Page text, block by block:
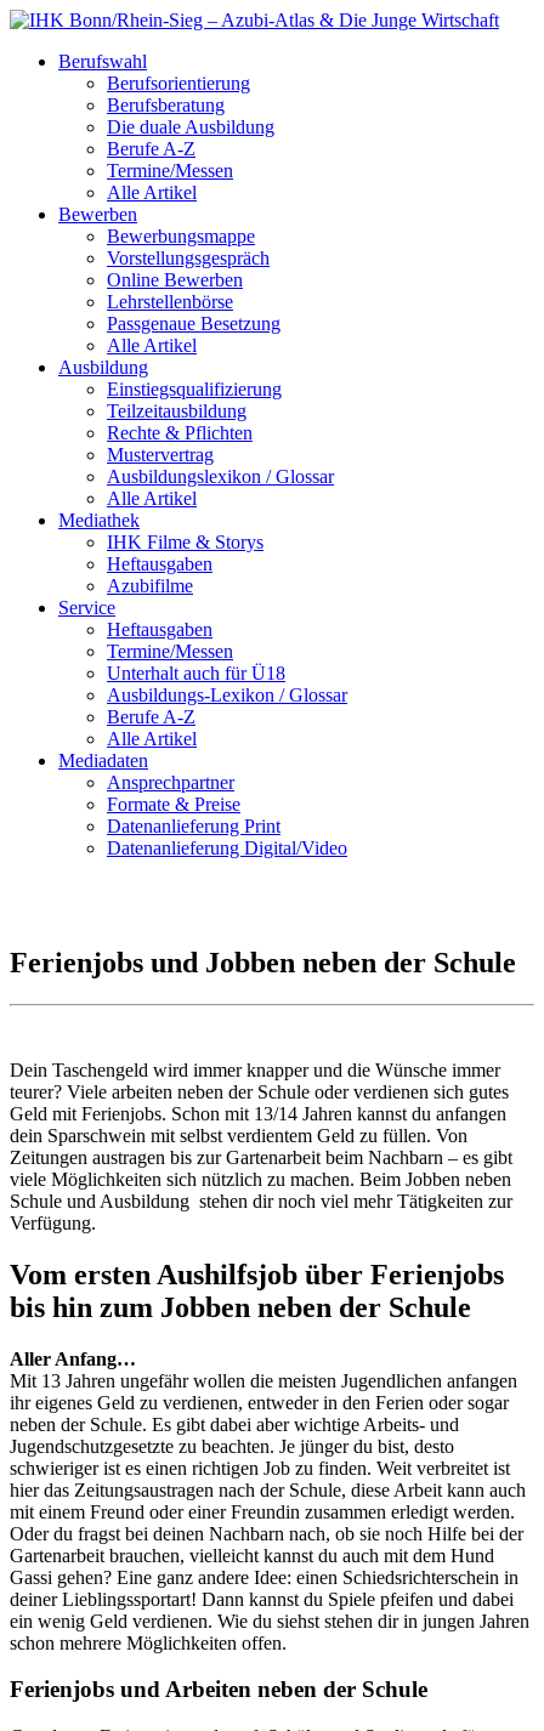
Berufswahl
Berufsorientierung
Berufsberatung
Die duale Ausbildung
Berufe A-Z
Termine/Messen
Alle Artikel
Bewerben
Bewerbungsmappe
Vorstellungsgespräch
Online Bewerben
Lehrstellenbörse
Passgenaue Besetzung
Alle Artikel
Ausbildung
Einstiegsqualifizierung
Teilzeitausbildung
Rechte & Pflichten
Mustervertrag
Ausbildungslexikon / Glossar
Alle Artikel
Mediathek
IHK Filme & Storys
Heftausgaben
Azubifilme
Service
Heftausgaben
Termine/Messen
Unterhalt auch für Ü18
Ausbildungs-Lexikon / Glossar
Berufe A-Z
Alle Artikel
Mediadaten
Ansprechpartner
Formate & Preise
Datenanlieferung Print
Datenanlieferung Digital/Video
Ferienjobs und Jobben neben der Schule
Dein Taschengeld wird immer knapper und die Wünsche immer
teurer? Viele arbeiten neben der Schule oder verdienen sich gutes
Geld mit Ferienjobs. Schon mit 13/14 Jahren kannst du anfangen
dein Sparschwein mit selbst verdientem Geld zu füllen. Von
Zeitungen austragen bis zur Gartenarbeit beim Nachbarn – es gibt
viele Möglichkeiten sich nützlich zu machen. Beim Jobben neben
Schule und Ausbildung stehen dir noch viel mehr Tätigkeiten zur
Verfügung.
Vom ersten Aushilfsjob über Ferienjobs
bis hin zum Jobben neben der Schule
Aller Anfang…
Mit 13 Jahren ungefähr wollen die meisten Jugendlichen anfangen
ihr eigenes Geld zu verdienen, entweder in den Ferien oder sogar
neben der Schule. Es gibt dabei aber wichtige Arbeits- und
Jugendschutzgesetzte zu beachten. Je jünger du bist, desto
schwieriger ist es einen richtigen Job zu finden. Weit verbreitet ist
hier das Zeitungsaustragen nach der Schule, diese Arbeit kann auch
mit einem Freund oder einer Freundin zusammen erledigt werden.
Oder du fragst bei deinen Nachbarn nach, ob sie noch Hilfe bei der
Gartenarbeit brauchen, vielleicht kannst du auch mit dem Hund
Gassi gehen? Eine ganz andere Idee: einen Schiedsrichterschein in
deiner Lieblingssportart! Dann kannst du Spiele pfeifen und dabei
ein wenig Geld verdienen. Wie du siehst stehen dir in jungen Jahren
schon mehrere Möglichkeiten offen.
Ferienjobs und Arbeiten neben der Schule